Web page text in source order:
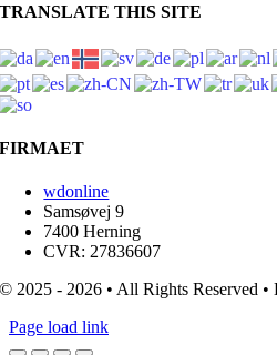
TRANSLATE THIS SITE
FIRMAET
wdonline
Samsøvej 9
7400 Herning
CVR: 27836607
© 2025 - 2026 • All Rights Reserved
Page load link